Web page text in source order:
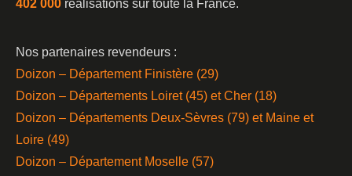
402 000 réalisations sur toute la France.
Nos partenaires revendeurs :
Doizon – Département Finistère (29)
Doizon – Départements Loiret (45) et Cher (18)
Doizon – Départements Deux-Sèvres (79) et Maine et
Loire (49)
Doizon – Département Moselle (57)